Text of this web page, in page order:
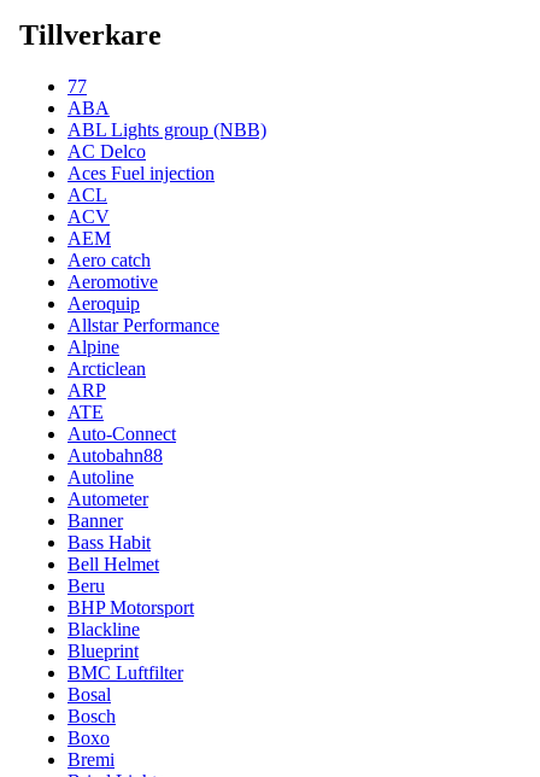
Tillverkare
77
ABA
ABL Lights group (NBB)
AC Delco
Aces Fuel injection
ACL
ACV
AEM
Aero catch
Aeromotive
Aeroquip
Allstar Performance
Alpine
Arcticlean
ARP
ATE
Auto-Connect
Autobahn88
Autoline
Autometer
Banner
Bass Habit
Bell Helmet
Beru
BHP Motorsport
Blackline
Blueprint
BMC Luftfilter
Bosal
Bosch
Boxo
Bremi